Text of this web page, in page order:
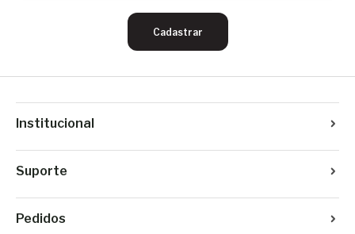
Cadastrar
Institucional
Suporte
Pedidos